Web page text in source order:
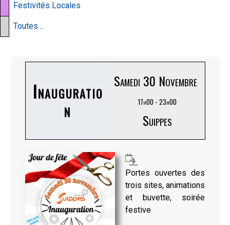
Festivités Locales
Toutes…
Inauguratio
n
Samedi 30 Novembre
17h00 - 23h00
Suippes
Portes ouvertes des
trois sites, animations
et buvette, soirée
festive